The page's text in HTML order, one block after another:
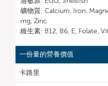
礦物質: Calcium, Iron,
mg, Zinc
維生素: B12, B6, E, Folate,
一份量的營養價值
卡路里